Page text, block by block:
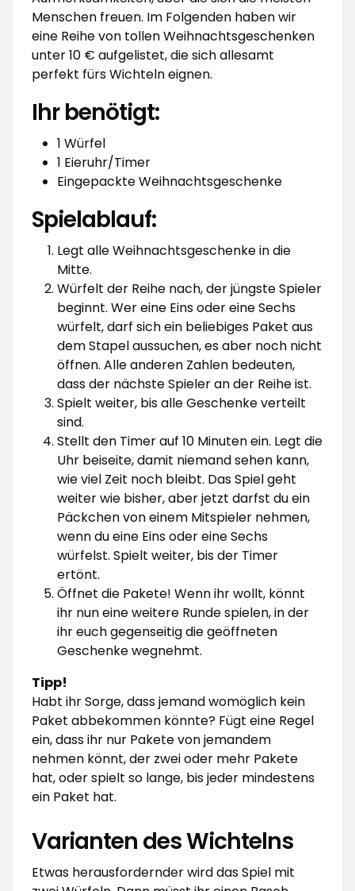
Menschen freuen. Im Folgenden haben wir
eine Reihe von tollen Weihnachtsgeschenken
unter 10 € aufgelistet, die sich allesamt
perfekt fürs Wichteln eignen.
Ihr benötigt:
1 Würfel
1 Eieruhr/Timer
Eingepackte Weihnachtsgeschenke
Spielablauf:
Legt alle Weihnachtsgeschenke in die
Mitte.
Würfelt der Reihe nach, der jüngste Spieler
beginnt. Wer eine Eins oder eine Sechs
würfelt, darf sich ein beliebiges Paket aus
dem Stapel aussuchen, es aber noch nicht
öffnen. Alle anderen Zahlen bedeuten,
dass der nächste Spieler an der Reihe ist.
Spielt weiter, bis alle Geschenke verteilt
sind.
Stellt den Timer auf 10 Minuten ein. Legt die
Uhr beiseite, damit niemand sehen kann,
wie viel Zeit noch bleibt. Das Spiel geht
weiter wie bisher, aber jetzt darfst du ein
Päckchen von einem Mitspieler nehmen,
wenn du eine Eins oder eine Sechs
würfelst. Spielt weiter, bis der Timer
ertönt.
Öffnet die Pakete! Wenn ihr wollt, könnt
ihr nun eine weitere Runde spielen, in der
ihr euch gegenseitig die geöffneten
Geschenke wegnehmt.
Tipp!
Habt ihr Sorge, dass jemand womöglich kein
Paket abbekommen könnte? Fügt eine Regel
ein, dass ihr nur Pakete von jemandem
nehmen könnt, der zwei oder mehr Pakete
hat, oder spielt so lange, bis jeder mindestens
ein Paket hat.
Varianten des Wichtelns
Etwas herausfordernder wird das Spiel mit